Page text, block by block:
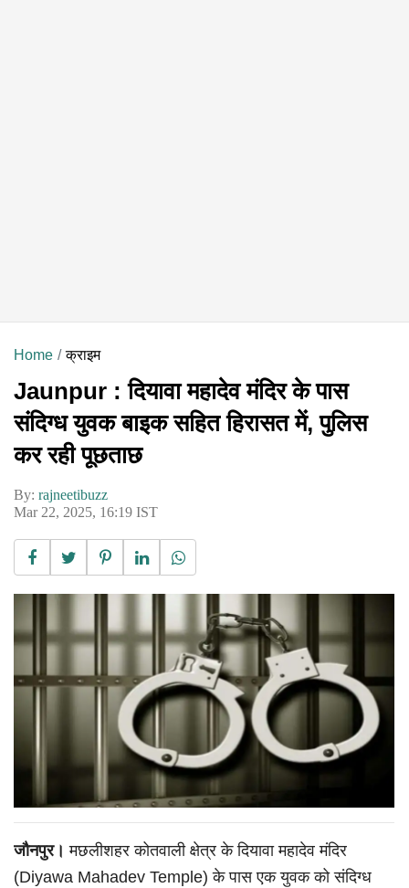
Home क्राइम
Jaunpur : दियावा महादेव मंदिर के पास
संदिग्ध युवक बाइक सहित हिरासत में, पुलिस
कर रही पूछताछ
By: rajneetibuzz
Mar 22, 2025, 16:19 IST
जौनपुर।मछलीशहर कोतवाली क्षेत्र के दियावा महादेव मंदिर
(Diyawa Mahadev Temple) के पास एक युवक को संदिग्ध